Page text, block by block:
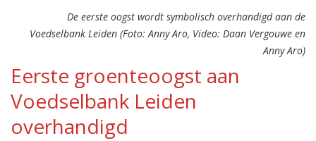
De eerste oogst wordt symbolisch overhandigd aan de
Voedselbank Leiden (Foto: Anny Aro, Video: Daan Vergouwe en
Anny Aro)
Eerste groenteoogst aan
Voedselbank Leiden
overhandigd